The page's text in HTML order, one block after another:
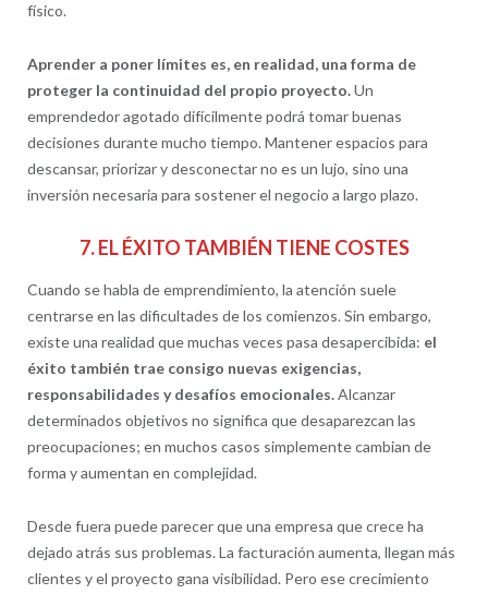
físico.
Aprender a poner límites es, en realidad, una forma de
proteger la continuidad del propio proyecto.Un
emprendedor agotado difícilmente podrá tomar buenas
decisiones durante mucho tiempo. Mantener espacios para
descansar, priorizar y desconectar no es un lujo, sino una
inversión necesaria para sostener el negocio a largo plazo.
7. EL ÉXITO TAMBIÉN TIENE COSTES
Cuando se habla de emprendimiento, la atención suele
centrarse en las dificultades de los comienzos. Sin embargo,
existe una realidad que muchas veces pasa desapercibida: el
éxito también trae consigo nuevas exigencias,
responsabilidades y desafíos emocionales.Alcanzar
determinados objetivos no significa que desaparezcan las
preocupaciones; en muchos casos simplemente cambian de
forma y aumentan en complejidad.
Desde fuera puede parecer que una empresa que crece ha
dejado atrás sus problemas. La facturación aumenta, llegan más
clientes y el proyecto gana visibilidad. Pero ese crecimiento